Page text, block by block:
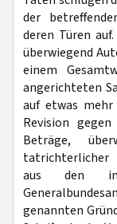
der
deren Türen
überwiegend
einem
angerichteten
auf etwas mehr
Revision
Beträge,
tatrichterlicher
aus den in
genannten